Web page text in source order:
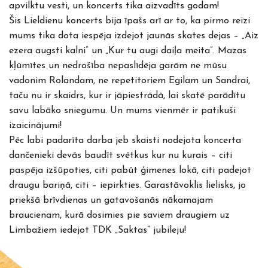
apvilktu vesti, un koncerts tika aizvadīts godam!
Šis Lieldienu koncerts bija īpašs arī ar to, ka pirmo reizi
mums tika dota iespēja izdejot jaunās skates dejas – „Aiz
ezera augsti kalni” un „Kur tu augi daiļa meita”. Mazas
kļūmītes un nedrošība nepaslīdēja garām ne mūsu
vadonim Rolandam, ne repetitoriem Egilam un Sandrai,
taču nu ir skaidrs, kur ir jāpiestrādā, lai skatē parādītu
savu labāko sniegumu. Un mums vienmēr ir patikuši
izaicinājumi!
Pēc labi padarīta darba jeb skaisti nodejota koncerta
dančenieki devās baudīt svētkus kur nu kurais – citi
paspēja izšūpoties, citi pabūt ģimenes lokā, citi padejot
draugu bariņā, citi – iepirkties. Garastāvoklis lielisks, jo
priekšā brīvdienas un gatavošanās nākamajam
braucienam, kurā dosimies pie saviem draugiem uz
Limbažiem iedejot TDK „Saktas” jubileju!